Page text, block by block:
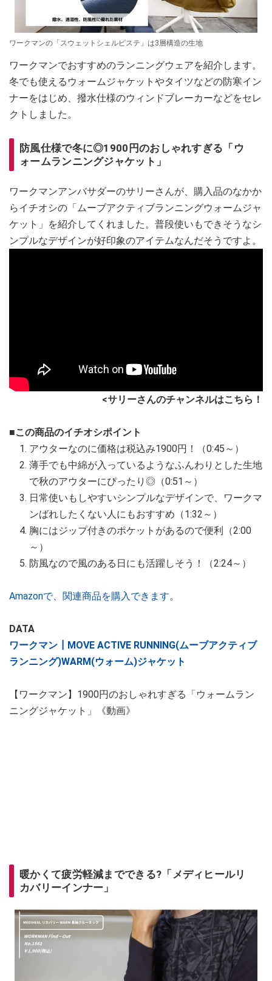
ワークマンの「スウェットシェルピステ」は3層構造の生地
ワークマンでおすすめのランニングウェアを紹介します。
冬でも使えるウォームジャケットやタイツなどの防寒イン
ナーをはじめ、撥水仕様のウィンドブレーカーなどをセレ
クトしました。
防風仕様で冬に◎1900円のおしゃれすぎる「ウ
ォームランニングジャケット」
ワークマンアンバサダーのサリーさんが、購入品のなかか
らイチオシの「ムーブアクティブランニングウォームジャ
ケット」を紹介してくれました。普段使いもできそうなシ
ンプルなデザインが好印象のアイテムなんだそうですよ。
<サリーさんのチャンネルはこちら！
■この商品のイチオシポイント
アウターなのに価格は税込み1900円！（0:45～）
薄手でも中綿が入っているようなふんわりとした生地
で秋のアウターにぴったり◎（0:51～）
日常使いもしやすいシンプルなデザインで、ワークマ
ンばれしたくない人にもおすすめ（1:32～）
胸にはジップ付きのポケットがあるので便利（2:00
～）
防風なので風のある日にも活躍しそう！（2:24～）
Amazonで、関連商品を購入できます。
DATA
ワークマン┃MOVE ACTIVE RUNNING(ムーブアクティブ
ランニング)WARM(ウォーム)ジャケット
【ワークマン】1900円のおしゃれすぎる「ウォームラン
ニングジャケット」《動画》
暖かくて疲労軽減までできる?「メディヒールリ
カバリーインナー」